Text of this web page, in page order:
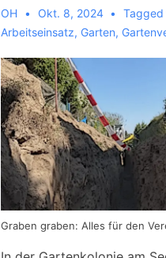
OH Okt. 8, 2024
Tagged
Arbeitseinsatz, Garten,
Graben graben: Alles für den